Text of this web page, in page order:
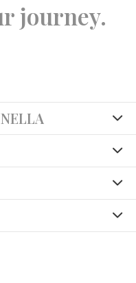
journey.